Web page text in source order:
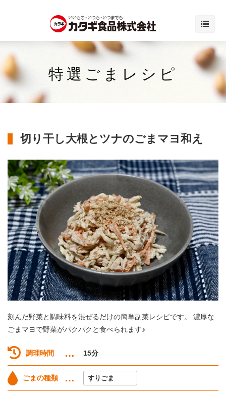
特選ごまレシピ
切り干し大根とツナのごまマヨ和え
刻んだ野菜と調味料を混ぜるだけの簡単副菜レシピです。 濃厚な
ごまマヨで野菜がパクパクと食べられます♪
調理時間 15分
ごまの種類 すりごま